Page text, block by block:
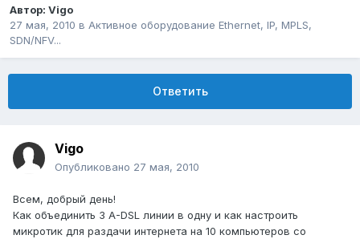
Автор: Vigo
27 мая, 2010 в Активное оборудование Ethernet, IP, MPLS,
SDN/NFV...
Ответить
Vigo
Опубликовано 27 мая, 2010
Всем, добрый день!
Как объединить 3 A-DSL линии в одну и как настроить
микротик для раздачи интернета на 10 компьютеров со